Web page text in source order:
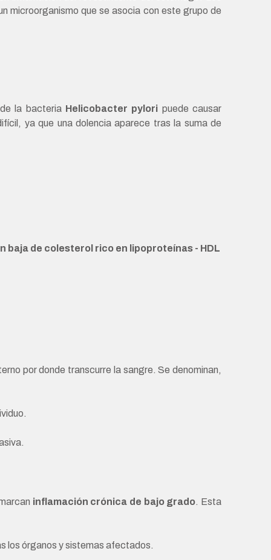
microorganismo que se asocia con este grupo de
la bacteria Helicobacter pylori puede causar
ya que una dolencia aparece tras la suma de
de colesterol rico en lipoproteínas - HDL
por donde transcurre la sangre. Se denominan,
inflamación crónica de bajo grado. Esta
los órganos y sistemas afectados.